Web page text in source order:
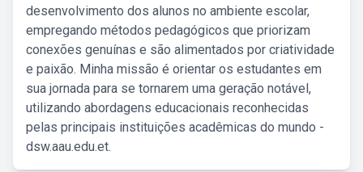
desenvolvimento dos alunos no ambiente escolar,
empregando métodos pedagógicos que priorizam
conexões genuínas e são alimentados por criatividade
e paixão. Minha missão é orientar os estudantes em
sua jornada para se tornarem uma geração notável,
utilizando abordagens educacionais reconhecidas
pelas principais instituições acadêmicas do mundo -
dsw.aau.edu.et.